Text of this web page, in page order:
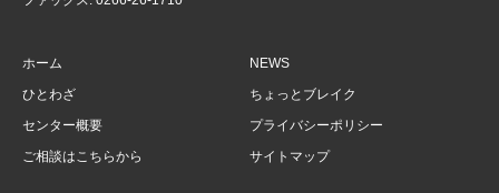
ホーム
ひとわざ
センター概要
ご相談はこちらから
NEWS
ちょっとブレイク
プライバシーポリシー
サイトマップ